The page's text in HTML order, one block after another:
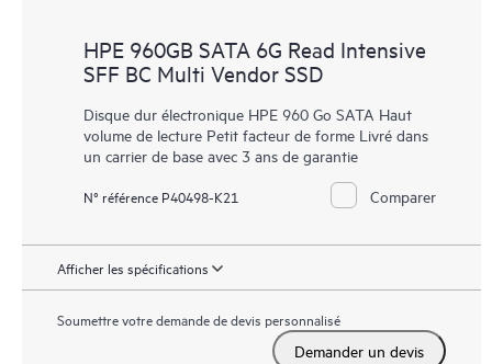
HPE 960GB SATA 6G Read Intensive
SFF BC Multi Vendor SSD
Disque dur électronique HPE 960 Go SATA Haut
volume de lecture Petit facteur de forme Livré dans
un carrier de base avec 3 ans de garantie
N° référence P40498-K21 Comparer
Afficher les spécifications
Soumettre votre demande de devis personnalisé
Demander un devis